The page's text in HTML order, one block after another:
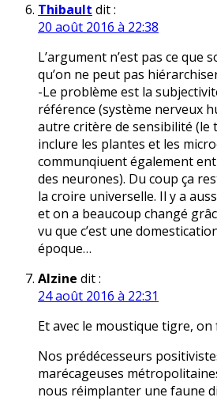
Thibault dit :
20 août 2016 à 22:38
L’argument n’est pas ce
qu’on ne peut pas
-Le problème est la
référence (système nerveux
autre critère de sensibilité
inclure les plantes et les
communqiuent également
des neurones). Du coup ça
la croire universelle. Il y a
et on a beaucoup changé
vu que c’est une
époque…
Alzine dit :
24 août 2016 à 22:31
Et avec le moustique tigre,
Nos prédécesseurs
marécageuses
nous réimplanter une faune